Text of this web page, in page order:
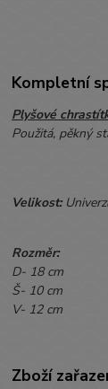
Kompletní
Plyšové
Použitá, pěkný
Velikost:
Rozměr:
D- 18 cm
Š- 10 cm
V- 12 cm
Zboží